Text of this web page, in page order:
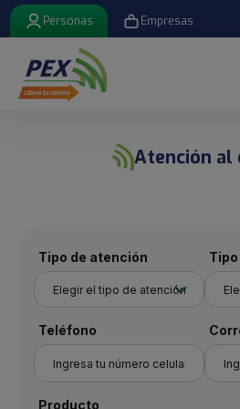
Personas Empresas
Atención al
Tipo de atención Tipo
Teléfono
Producto